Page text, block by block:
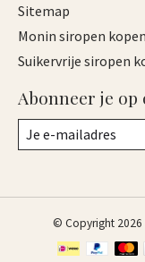
Sitemap
Monin siropen kopen
Suikervrije siropen
Abonneer je
© Copyright 2026